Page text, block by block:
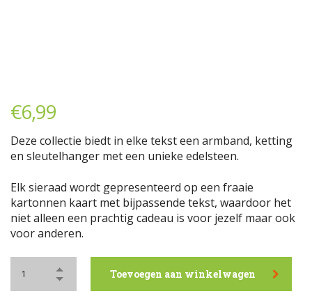
€6,99
Deze collectie biedt in elke tekst een armband, ketting
en sleutelhanger met een unieke edelsteen.
Elk sieraad wordt gepresenteerd op een fraaie
kartonnen kaart met bijpassende tekst, waardoor het
niet alleen een prachtig cadeau is voor jezelf maar ook
voor anderen.
Toevoegen aan winkelwagen